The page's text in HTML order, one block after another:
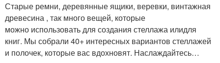
Старые ремни, деревянные ящики, веревки, винтажная
древесина , так много вещей, которые
можно использовать для создания стеллажа илидля
книг. Мы собрали 40+ интересных вариантов стеллажей
и полочек, которые вас вдохновят. Наслаждайтесь…